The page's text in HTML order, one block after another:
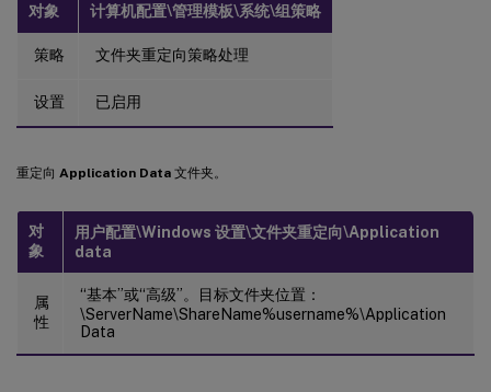
对象 计算机配置\管理模板\系统\组策略
策略 文件夹重定向策略处理
设置 已启用
重定向 Application Data 文件夹。
对
象
用户配置\Windows 设置\文件夹重定向\Application
data
属
性
“基本”或“高级”。目标文件夹位置：
\ServerName\ShareName%username%\Application
Data